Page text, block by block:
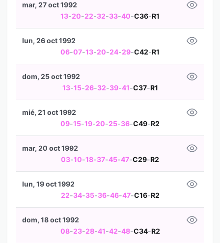
13-20-22-32-33-40-C36-R1
mar, 27 oct 1992
06-07-13-20-24-29-C42-R1
lun, 26 oct 1992
13-15-26-32-39-41-C37-R1
dom, 25 oct 1992
09-15-19-20-25-36-C49-R2
mié, 21 oct 1992
03-10-18-37-45-47-C29-R2
mar, 20 oct 1992
22-34-35-36-46-47-C16-R2
lun, 19 oct 1992
08-23-28-41-42-48-C34-R2
dom, 18 oct 1992